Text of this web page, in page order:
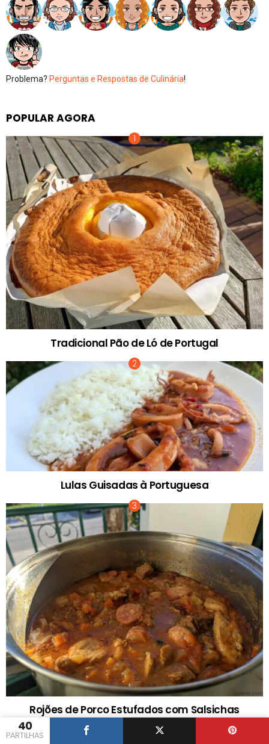
40
PARTILHAS
Problema? Perguntas e Respostas de Culinária!
POPULAR AGORA
Tradicional Pão de Ló de Portugal
Lulas Guisadas à Portuguesa
Rojões de Porco Estufados com Salsichas